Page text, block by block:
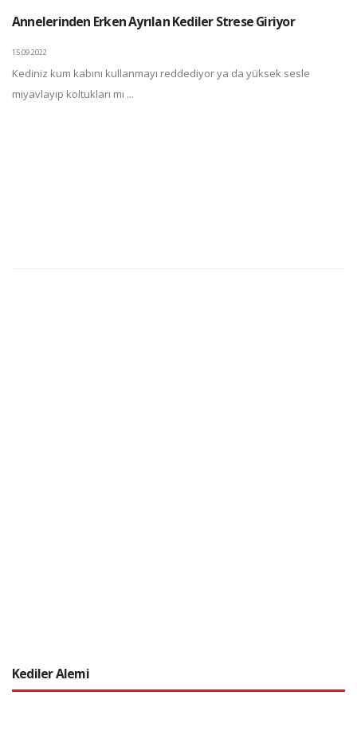
Annelerinden Erken Ayrılan Kediler Strese Giriyor
15.09.2022
Kediniz kum kabını kullanmayı reddediyor ya da yüksek sesle
miyavlayıp koltukları mı ...
Kediler Alemi